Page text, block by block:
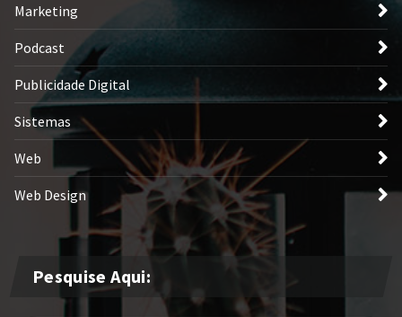
Marketing
Podcast
Publicidade Digital
Sistemas
Web
Web Design
Pesquise Aqui: